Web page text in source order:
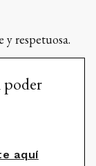
respetuosa.
poder
aquí